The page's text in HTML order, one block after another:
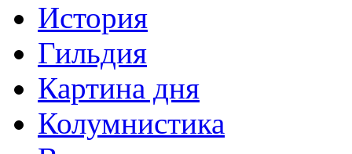
История
Гильдия
Картина дня
Колумнистика